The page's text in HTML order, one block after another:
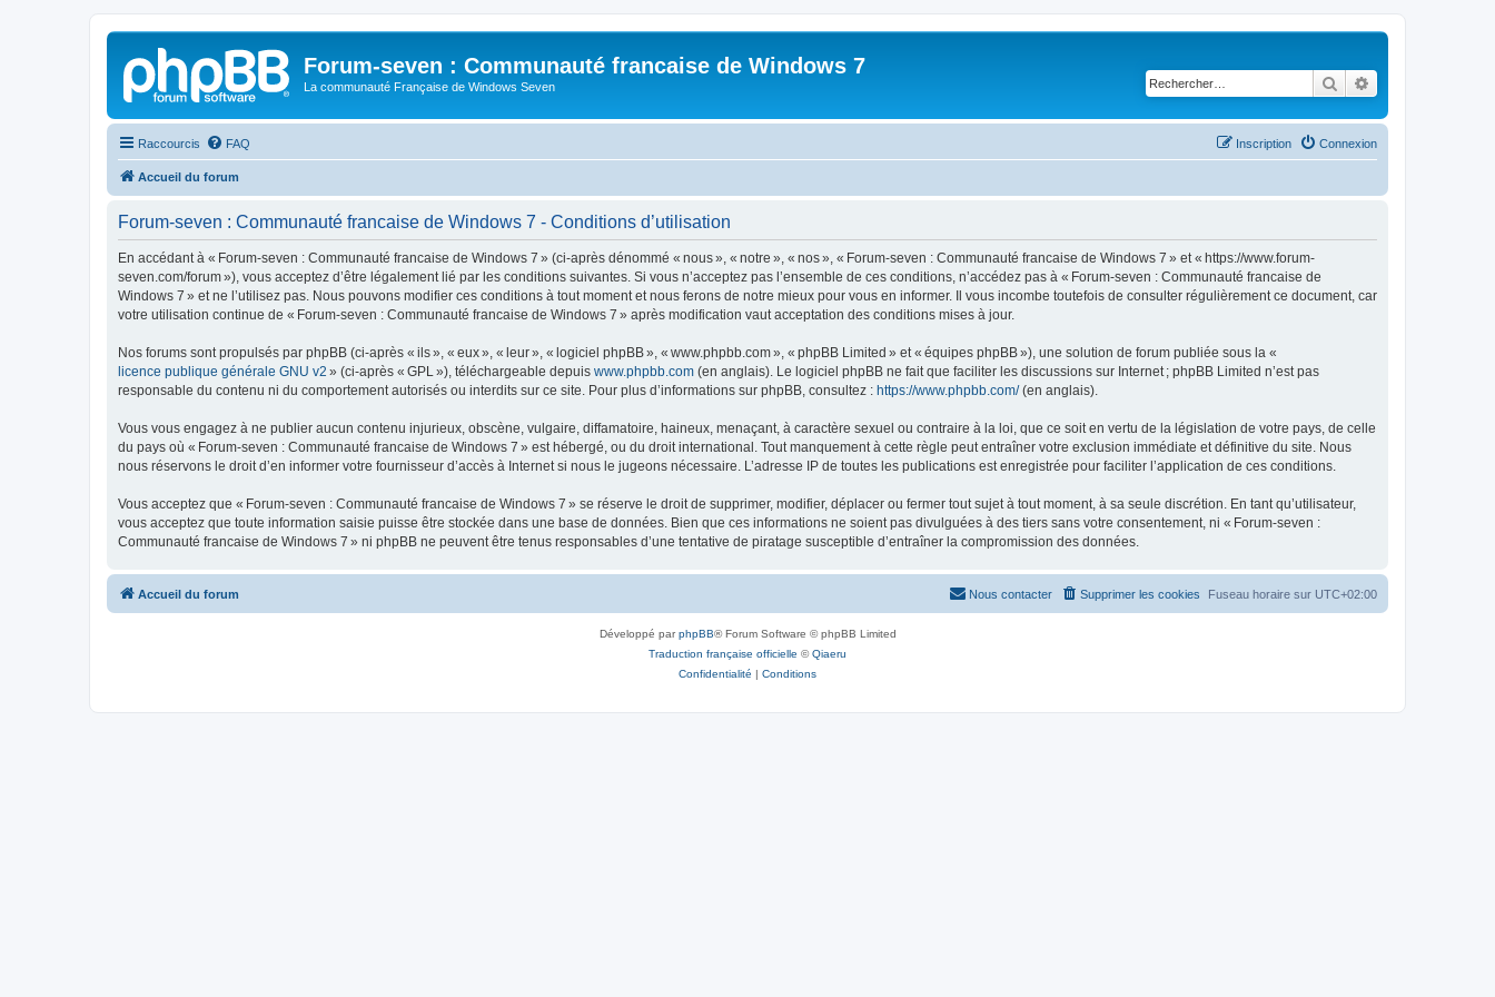
Forum-seven : Communauté francaise de Windows 7
La communauté Française de Windows Seven Rechercher
Raccourcis FAQ Connexion
Inscription
Accueil du forum
Forum-seven : Communauté francaise de Windows 7 - Conditions d’utilisation
En accédant à « Forum-seven : Communauté francaise de Windows 7 » (ci-après dénommé « nous », « notre », « nos », « Forum-seven : Communauté francaise de Windows 7 » et « https://www.forum-
seven.com/forum »), vous acceptez d’être légalement lié par les conditions suivantes. Si vous n’acceptez pas l’ensemble de ces conditions, n’accédez pas à « Forum-seven : Communauté francaise de
Windows 7 » et ne l’utilisez pas. Nous pouvons modifier ces conditions à tout moment et nous ferons de notre mieux pour vous en informer. Il vous incombe toutefois de consulter régulièrement ce document, car
votre utilisation continue de « Forum-seven : Communauté francaise de Windows 7 » après modification vaut acceptation des conditions mises à jour.
Nos forums sont propulsés par phpBB (ci-après « ils », « eux », « leur », « logiciel phpBB », « www.phpbb.com », « phpBB Limited » et « équipes phpBB »), une solution de forum publiée sous la «
licence publique générale GNU v2 » (ci-après « GPL »), téléchargeable depuis www.phpbb.com (en anglais). Le logiciel phpBB ne fait que faciliter les discussions sur Internet ; phpBB Limited n’est pas
responsable du contenu ni du comportement autorisés ou interdits sur ce site. Pour plus d’informations sur phpBB, consultez : https://www.phpbb.com/(en anglais).
Vous vous engagez à ne publier aucun contenu injurieux, obscène, vulgaire, diffamatoire, haineux, menaçant, à caractère sexuel ou contraire à la loi, que ce soit en vertu de la législation de votre pays, de celle
du pays où « Forum-seven : Communauté francaise de Windows 7 » est hébergé, ou du droit international. Tout manquement à cette règle peut entraîner votre exclusion immédiate et définitive du site. Nous
nous réservons le droit d’en informer votre fournisseur d’accès à Internet si nous le jugeons nécessaire. L’adresse IP de toutes les publications est enregistrée pour faciliter l’application de ces conditions.
Vous acceptez que « Forum-seven : Communauté francaise de Windows 7 » se réserve le droit de supprimer, modifier, déplacer ou fermer tout sujet à tout moment, à sa seule discrétion. En tant qu’utilisateur,
vous acceptez que toute information saisie puisse être stockée dans une base de données. Bien que ces informations ne soient pas divulguées à des tiers sans votre consentement, ni « Forum-seven :
Communauté francaise de Windows 7 » ni phpBB ne peuvent être tenus responsables d’une tentative de piratage susceptible d’entraîner la compromission des données.
Accueil du forum Fuseau horaire sur UTC+02:00
Supprimer les cookies
Nous contacter
Développé parphpBB® Forum Software © phpBB Limited
Traduction française officielle ©Qiaeru
Confidentialité | Conditions